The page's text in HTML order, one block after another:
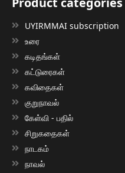
UYIRMMAI subscription
உரை
கடிதங்கள்
கட்டுரைகள்
கவிதைகள்
குறுநாவல்
கேள்வி - பதில்
சிறுகதைகள்
நாடகம்
நாவல்